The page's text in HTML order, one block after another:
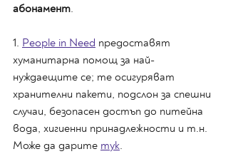
абонамент.
1. People in Need предоставят
хуманитарна помощ за най-
нуждаещите се; те осигуряват
хранителни пакети, подслон за спешни
случаи, безопасен достъп до питейна
вода, хигиенни принадлежности и т.н.
Може да дарите тук.